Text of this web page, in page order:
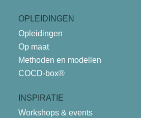
OPLEIDINGEN
Opleidingen
Op maat
Methoden en modellen
COCD-box®
INSPIRATIE
Workshops & events